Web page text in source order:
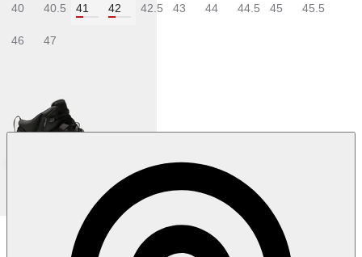
40 40.5 41 42 42.5 43 44 44.5 45 45.5
46 47